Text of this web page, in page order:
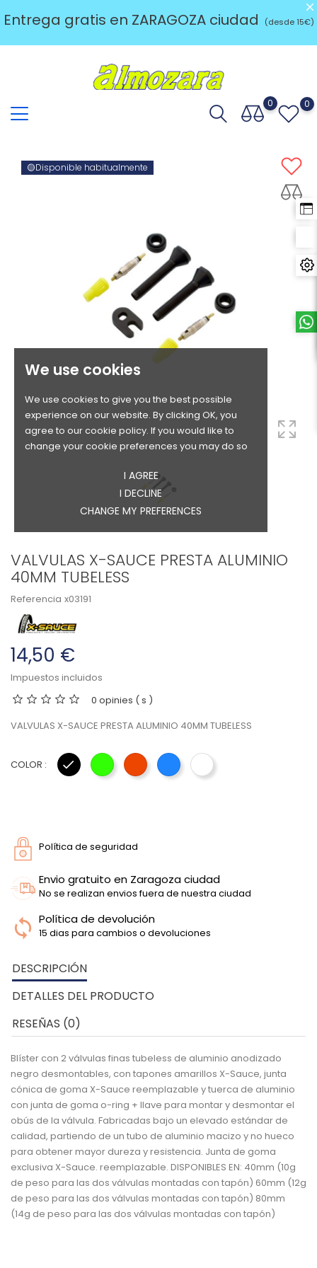
We use cookies
We use cookies to give you the best possible
experience on our website. By clicking OK, you
agree to our cookie policy. If you would like to
change your cookie preferences you may do so
I AGREE
I DECLINE
CHANGE MY PREFERENCES
Entrega gratis en ZARAGOZA ciudad (desde 15€)
0 0
🟡Disponible habitualmente
VALVULAS X-SAUCE PRESTA ALUMINIO
40MM TUBELESS
Referencia x03191
14,50 €
Impuestos incluidos
0 opinies ( s )
VALVULAS X-SAUCE PRESTA ALUMINIO 40MM TUBELESS
COLOR : NEGRO VERDE ROJO AZUL OILSLICK
Política de seguridad
Envio gratuito en Zaragoza ciudad
No se realizan envios fuera de nuestra ciudad
Política de devolución
15 dias para cambios o devoluciones
DESCRIPCIÓN
DETALLES DEL PRODUCTO
RESEÑAS (0)
Blíster con 2 válvulas finas tubeless de aluminio anodizado
negro desmontables, con tapones amarillos X-Sauce, junta
cónica de goma X-Sauce reemplazable y tuerca de aluminio
con junta de goma o-ring + llave para montar y desmontar el
obús de la válvula. Fabricadas bajo un elevado estándar de
calidad, partiendo de un tubo de aluminio macizo y no hueco
para obtener mayor dureza y resistencia. Junta de goma
exclusiva X-Sauce. reemplazable. DISPONIBLES EN: 40mm (10g
de peso para las dos válvulas montadas con tapón) 60mm (12g
de peso para las dos válvulas montadas con tapón) 80mm
(14g de peso para las dos válvulas montadas con tapón)